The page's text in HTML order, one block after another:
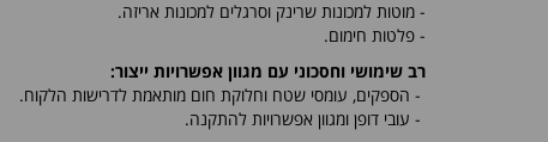
- מוטות למכונות שרינק וסרגלים למכונות אריזה.
- פלטות חימום.
רב שימושי וחסכוני עם מגוון אפשרויות ייצור:
- הספקים, עומסי שטח וחלוקת חום מותאמת לדרישות הלקוח.
- עובי דופן ומגוון אפשרויות להתקנה.